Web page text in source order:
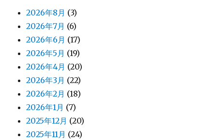
2026年8月 (3)
2026年7月 (6)
2026年6月 (17)
2026年5月 (19)
2026年4月 (20)
2026年3月 (22)
2026年2月 (18)
2026年1月 (7)
2025年12月 (20)
2025年11月 (24)